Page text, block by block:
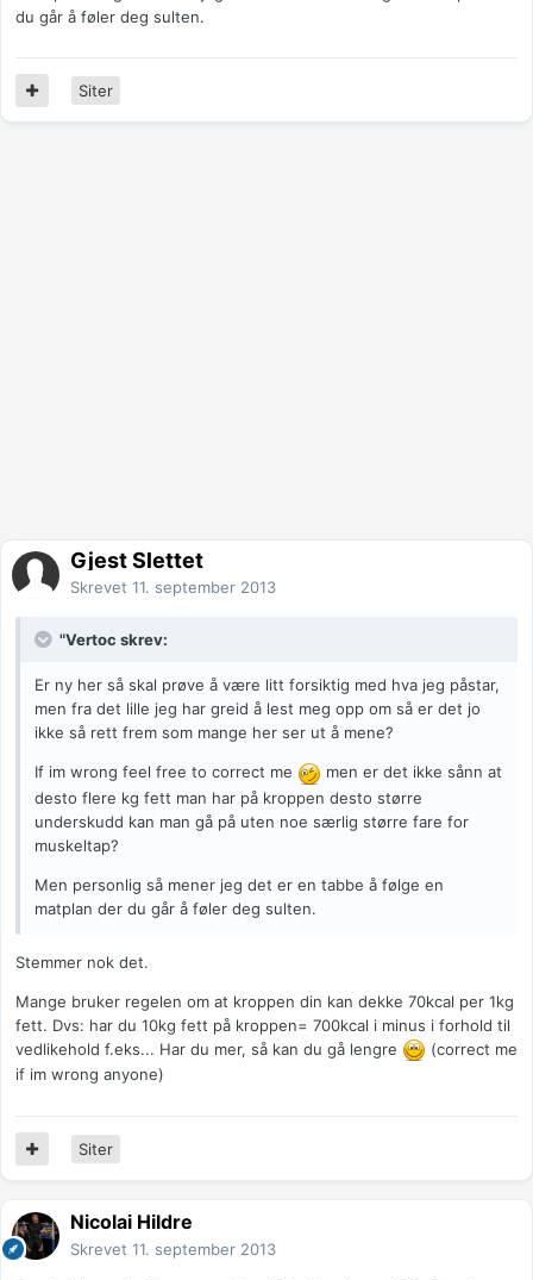
du går å føler deg sulten.
Siter
Gjest Slettet
Skrevet 11. september 2013
"Vertoc skrev:
Er ny her så skal prøve å være litt forsiktig med hva jeg påstar,
men fra det lille jeg har greid å lest meg opp om så er det jo
ikke så rett frem som mange her ser ut å mene?
If im wrong feel free to correct me
men er det ikke sånn at
desto flere kg fett man har på kroppen desto større
underskudd kan man gå på uten noe særlig større fare for
muskeltap?
Men personlig så mener jeg det er en tabbe å følge en
matplan der du går å føler deg sulten.
Stemmer nok det.
Mange bruker regelen om at kroppen din kan dekke 70kcal per 1kg
fett. Dvs: har du 10kg fett på kroppen= 700kcal i minus i forhold til
vedlikehold f.eks... Har du mer, så kan du gå lengre
(correct me
if im wrong anyone)
Siter
Nicolai Hildre
Skrevet 11. september 2013